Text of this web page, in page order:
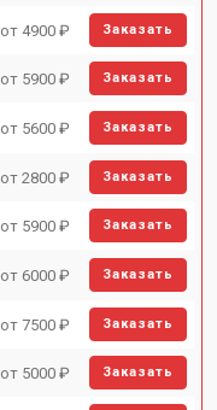
от 4900 ₽ Заказать
от 5900 ₽ Заказать
от 5600 ₽ Заказать
от 2800 ₽ Заказать
от 5900 ₽ Заказать
от 6000 ₽ Заказать
от 7500 ₽ Заказать
от 5000 ₽ Заказать